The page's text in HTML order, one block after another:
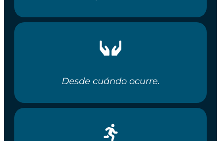
Desde cuándo ocurre.